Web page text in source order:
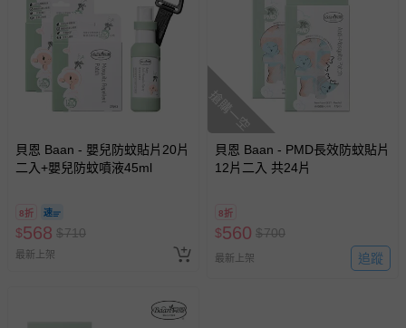
貝恩 Baan - 嬰兒防蚊貼片20片
二入+嬰兒防蚊噴液45ml
8折
$568 $710
最新上架
搶購一空
貝恩 Baan - PMD長效防蚊貼片
12片二入 共24片
8折
$560 $700
最新上架 追蹤